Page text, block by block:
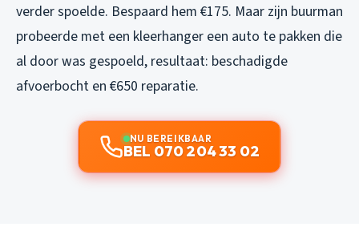
verder spoelde. Bespaard hem €175. Maar zijn buurman
probeerde met een kleerhanger een auto te pakken die
al door was gespoeld, resultaat: beschadigde
afvoerbocht en €650 reparatie.
NU BEREIKBAAR
BEL 070 204 33 02